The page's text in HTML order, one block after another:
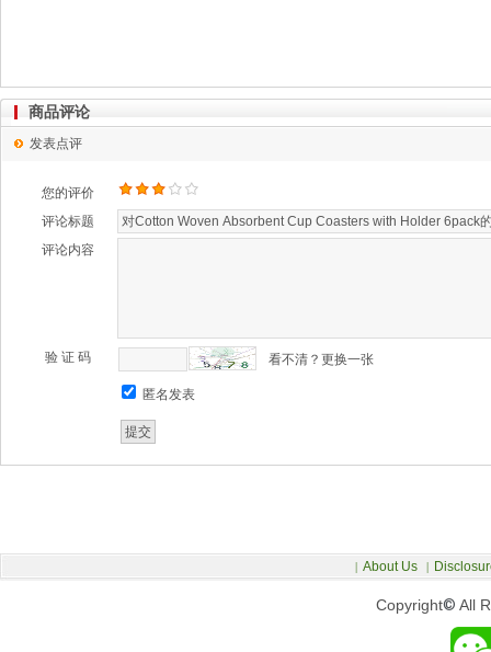
商品评论
发表点评
您的评价
评论标题
评论内容
验 证 码 看不清？更换一张
匿名发表
Copyright© All
| About Us |